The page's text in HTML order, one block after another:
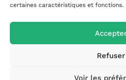
certaines caractéristiques et fonctions.
Refuser
Voir les
© 2026 MRC de Drummond | Tous